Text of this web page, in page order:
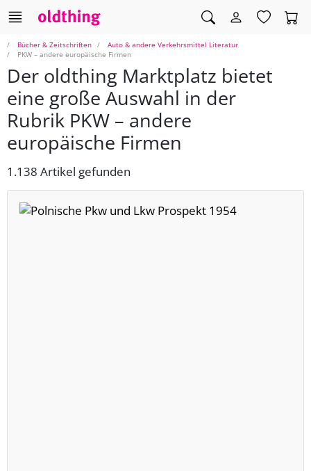
Bücher & Zeitschriften
Auto & andere Verkehrsmittel Literatur
PKW – andere europäische Firmen
Der oldthing Marktplatz bietet
eine große Auswahl in der
Rubrik PKW – andere
europäische Firmen
1.138 Artikel gefunden